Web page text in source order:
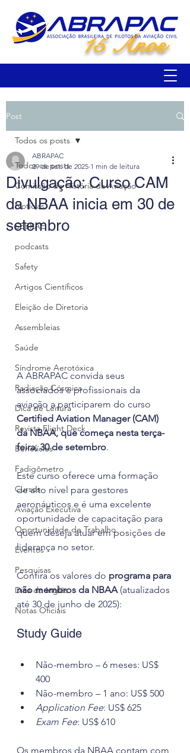
15 Anos
Post
Todos os posts
Comissão de História da Aviação
Notícias
SEBRAE
podcasts
Safety
Artigos Científicos
Eleição de Diretoria
Assembleias
Saúde
Síndrome Aerotóxica
Radiação Cósmica
Dica de Leitura
Revista Flight Deck
Benefícios
Fadigômetro
Cursos
Aviação Executiva
Oportunidade de Trabalho
Eventos
Pesquisas
Dica de Inglês
Notas Oficiais
Todos os posts
Divulgação: Curso CAM
da NBAA inicia em 30 de
setembro
ABRAPAC
29 de set. de 2025 1 min de leitura
A ABRAPAC convida seus
associados e profissionais da
aviação a participarem do curso
Certified Aviation Manager (CAM)
da NBAA, que começa nesta terça-
feira, 30 de setembro.
Este curso oferece uma formação
de alto nível para gestores
aeronáuticos e é uma excelente
oportunidade de capacitação para
quem deseja atuar em posições de
liderança no setor.
Confira os valores do programa para
não membros da NBAA (atualizados
até 30 de junho de 2025):
Study Guide
Não-membro – 6 meses: US$
400
Não-membro – 1 ano: US$ 500
Application Fee: US$ 625
Exam Fee: US$ 610
Os membros da NBAA contam com